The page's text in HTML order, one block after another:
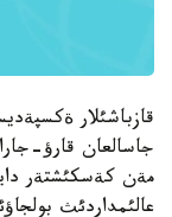
قازباشئلار
جاسالعان قارؤ-
مةن كةسكئشتةر
عالئمداردئث